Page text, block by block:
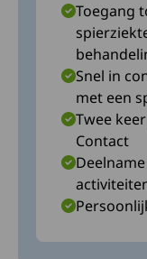
Toegang
Snel in
met een
Twee
Contact